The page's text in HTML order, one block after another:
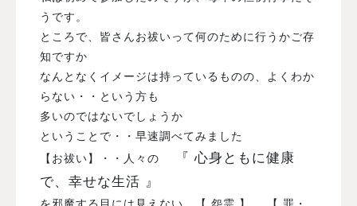
訪問者別メニュー
うです。
ところで、皆さんお祓いって何のために行うかご存
知ですか
なんとなくイメージは持っているものの、よくわか
らない・・という方も
多いのではないでしょうか
ということで・・早速調べてみました
【お祓い】・・人々の
『 心身ともに健康
で、幸せな生活 』